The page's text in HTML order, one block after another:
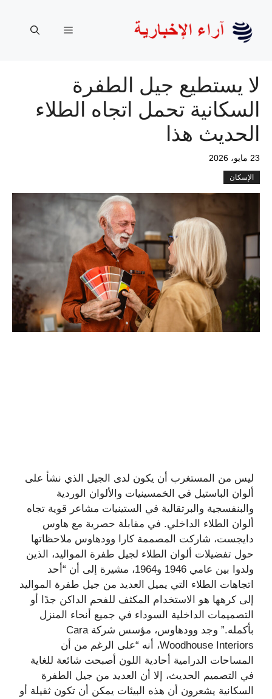
المحتوى
القائمة
لا يستطيع جيل الطفرة
السكانية تحمل اتجاه الطلاء
الحديث هذا
23 مايو، 2026
الإسكان
ليس من المستغرب أن يكون لدى الجيل الذي نشأ على
ألوان الباستيل في الخمسينيات والألوان الوردية
والبنفسجية والبرتقالية في الستينيات مشاعر قوية تجاه
ألوان الطلاء الداخلي. في مقابلة حصرية مع هاوس
دايجست، شاركت المصممة كارا وودهاوس ملاحظاتها
حول تفضيلات ألوان الطلاء لجيل طفرة المواليد، الذين
ولدوا بين عامي 1946 و1964، مشيرة إلى أن “أحد
اتجاهات الطلاء التي يميل العديد من جيل طفرة المواليد
إلى كرهها هو الاستخدام المكثف للفحم الداكن جدًا أو
التصميمات الداخلية السوداء في جميع أنحاء المنزل
بأكمله.” وجد وودهاوس، مؤسس شركة Cara
Woodhouse Interiors، أنه “على الرغم من أن
المساحات الدرامية أحادية اللون أصبحت شائعة للغاية
في التصميم الحديث، إلا أن العديد من جيل الطفرة
السكانية يشعرون أن هذه البيئات يمكن أن تكون ثقيلة أو